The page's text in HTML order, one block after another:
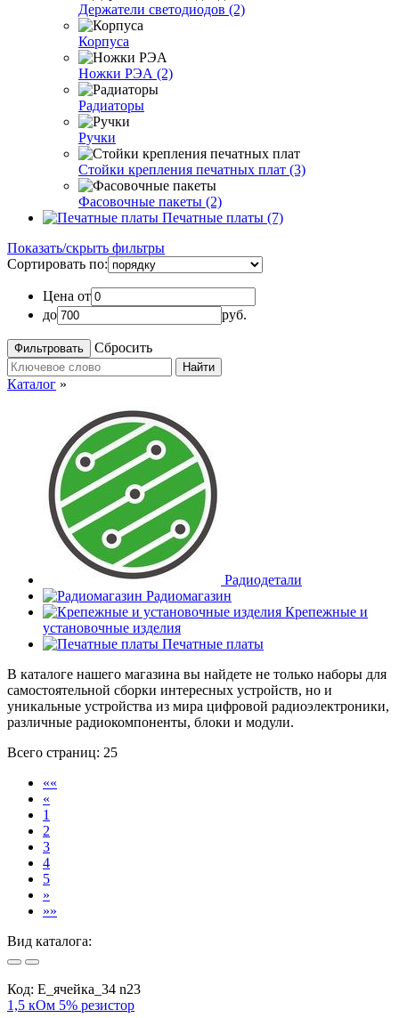
Держатели светодиодов (2)
Корпуса
Ножки РЭА (2)
Радиаторы
Ручки
Стойки крепления печатных плат (3)
Фасовочные пакеты (2)
Печатные платы (7)
Показать/скрыть фильтры
Сортировать по:
Цена от
до
руб.
Сбросить
Найти
Каталог »
Радиодетали
Радиомагазин
Крепежные и
установочные изделия
Печатные платы
В каталоге нашего магазина вы найдете не только наборы для
самостоятельной сборки интересных устройств, но и
уникальные устройства из мира цифровой радиоэлектроники,
различные радиокомпоненты, блоки и модули.
Всего страниц: 25
««
«
1
2
3
4
5
»
»»
Вид каталога:
Код: E_ячейка_34 n23
1,5 кОм 5% резистор